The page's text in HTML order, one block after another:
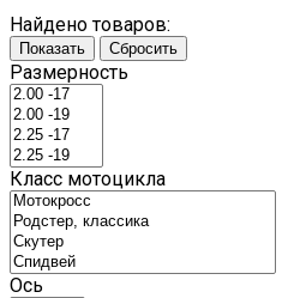
Найдено товаров:
Показать Сбросить
Размерность
Класс мотоцикла
Ось